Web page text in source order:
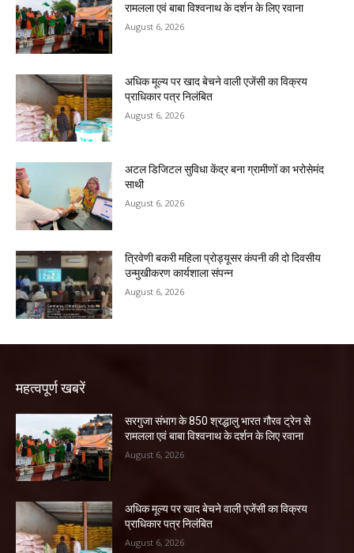
रामलला एवं बाबा विश्वनाथ के दर्शन के लिए रवाना
August 6, 2026
अधिक मूल्य पर खाद बेचने वाली एजेंसी का विक्रय
प्राधिकार पत्र निलंबित
August 6, 2026
अटल डिजिटल सुविधा केंद्र बना ग्रामीणों का भरोसेमंद
साथी
August 6, 2026
त्रिवेणी बकरी महिला प्रोड्यूसर कंपनी की दो दिवसीय
उन्मुखीकरण कार्यशाला संपन्न
August 6, 2026
महत्वपूर्ण खबरें
सरगुजा संभाग के 850 श्रद्धालु भारत गौरव ट्रेन से
रामलला एवं बाबा विश्वनाथ के दर्शन के लिए रवाना
August 6, 2026
अधिक मूल्य पर खाद बेचने वाली एजेंसी का विक्रय
प्राधिकार पत्र निलंबित
August 6, 2026